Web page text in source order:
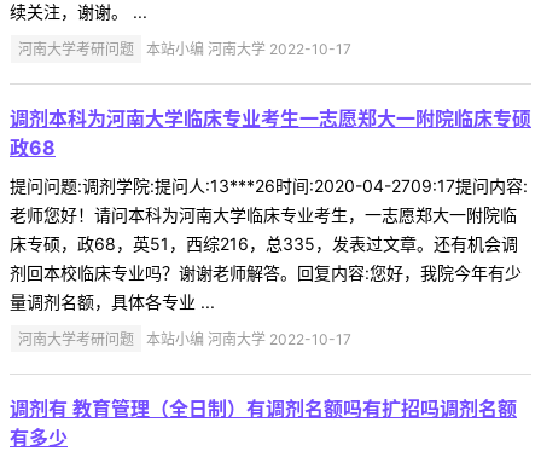
续关注，谢谢。 ...
河南大学考研问题 本站小编 河南大学 2022-10-17
调剂本科为河南大学临床专业考生一志愿郑大一附院临床专硕
政68
提问问题:调剂学院:提问人:13***26时间:2020-04-2709:17提问内容:
老师您好！请问本科为河南大学临床专业考生，一志愿郑大一附院临
床专硕，政68，英51，西综216，总335，发表过文章。还有机会调
剂回本校临床专业吗？谢谢老师解答。回复内容:您好，我院今年有少
量调剂名额，具体各专业 ...
河南大学考研问题 本站小编 河南大学 2022-10-17
调剂有 教育管理（全日制）有调剂名额吗有扩招吗调剂名额
有多少